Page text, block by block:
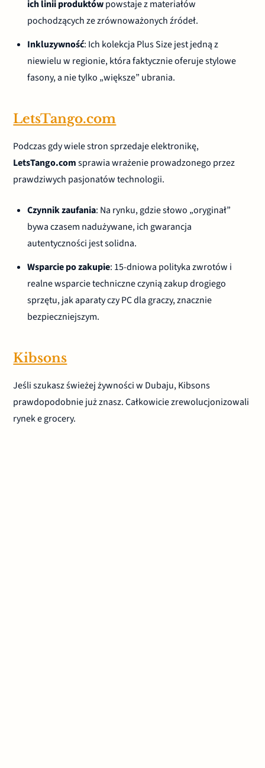
ich linii produktówpowstaje z materiałów
pochodzących ze zrównoważonych źródeł.
Inkluzywność: Ich kolekcja Plus Size jest jedną z
niewielu w regionie, która faktycznie oferuje stylowe
fasony, a nie tylko „większe” ubrania.
LetsTango.com
Podczas gdy wiele stron sprzedaje elektronikę,
LetsTango.comsprawia wrażenie prowadzonego przez
prawdziwych pasjonatów technologii.
Czynnik zaufania: Na rynku, gdzie słowo „oryginał”
bywa czasem nadużywane, ich gwarancja
autentyczności jest solidna.
Wsparcie po zakupie: 15-dniowa polityka zwrotów i
realne wsparcie techniczne czynią zakup drogiego
sprzętu, jak aparaty czy PC dla graczy, znacznie
bezpieczniejszym.
Kibsons
Jeśli szukasz świeżej żywności w Dubaju, Kibsons
prawdopodobnie już znasz. Całkowicie zrewolucjonizowali
rynek e grocery.